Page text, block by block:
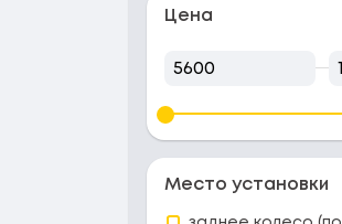
Цена
От
Место установки